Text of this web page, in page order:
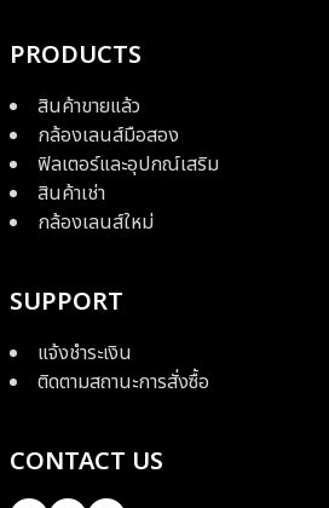
PRODUCTS
สินค้าขายแล้ว
กล้องเลนส์มือสอง
ฟิลเตอร์และอุปกณ์เสริม
สินค้าเช่า
กล้องเลนส์ใหม่
SUPPORT
แจ้งชำระเงิน
ติดตามสถานะการสั่งซื้อ
CONTACT US